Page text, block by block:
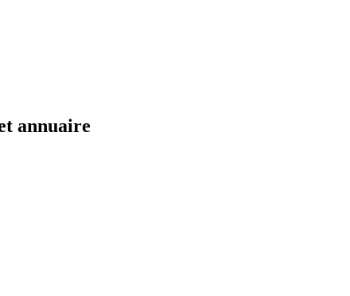
annuaire